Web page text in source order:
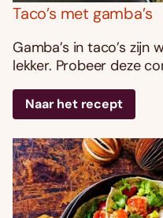
Taco’s met gamba’s
Gamba’s in taco’s
lekker. Probeer deze
Naar het recept